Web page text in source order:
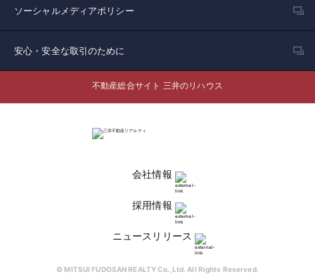
ソーシャルメディアポリシー
安心・安全な取引のために
不動産総合サイト 三井のリハウス
会社情報
採用情報
ニュースリリース
© MITSUI FUDOSAN REALTY Co.,Ltd. All Rights Reserved.